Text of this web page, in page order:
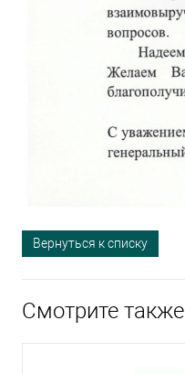
Вернуться к списку
Смотрите также